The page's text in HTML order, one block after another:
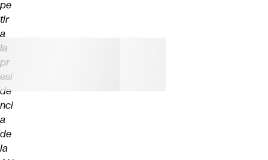
pe
tir
a
la
pr
esi
de
nci
a
de
la